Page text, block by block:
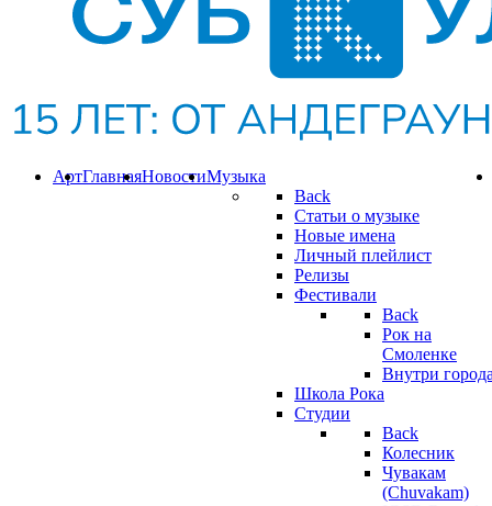
Музыка
Back
Статьи о музыке
Новые имена
Личный плейлист
Релизы
Фестивали
Back
Рок на
Смоленке
Внутри
Школа Рока
Студии
Back
Колесник
Чувакам
(Chuvakam)
Новости
Главная
Арт